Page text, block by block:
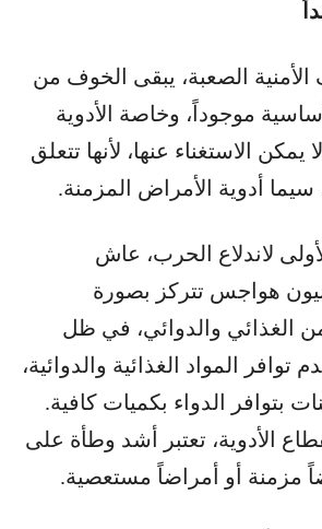
الصعبة، يبقى الخوف من
موجوداً، وخاصة الأدوية
يمكن الاستغناء عنها، لأنها تتعلق
سيما أدوية الأمراض المزمنة.
لاندلاع الحرب، عاش
هواجس تتركز بصورة
الغذائي والدوائي، في ظل
المواد الغذائية والدوائية،
بتوافر الدواء بكميات كافية.
الأدوية، تعتبر أشد وطأة على
مزمنة أو أمراضاً مستعصية.